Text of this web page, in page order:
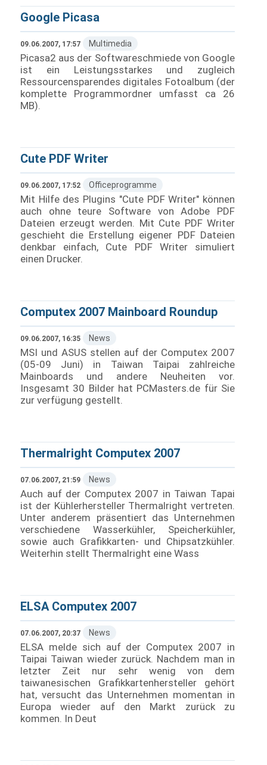
Google Picasa
09.06.2007, 17:57 Multimedia
Picasa2 aus der Softwareschmiede von Google
ist ein Leistungsstarkes und zugleich
Ressourcensparendes digitales Fotoalbum (der
komplette Programmordner umfasst ca 26
MB).
Cute PDF Writer
09.06.2007, 17:52 Officeprogramme
Mit Hilfe des Plugins "Cute PDF Writer" können
auch ohne teure Software von Adobe PDF
Dateien erzeugt werden. Mit Cute PDF Writer
geschieht die Erstellung eigener PDF Dateien
denkbar einfach, Cute PDF Writer simuliert
einen Drucker.
Computex 2007 Mainboard Roundup
09.06.2007, 16:35 News
MSI und ASUS stellen auf der Computex 2007
(05-09 Juni) in Taiwan Taipai zahlreiche
Mainboards und andere Neuheiten vor.
Insgesamt 30 Bilder hat PCMasters.de für Sie
zur verfügung gestellt.
Thermalright Computex 2007
07.06.2007, 21:59 News
Auch auf der Computex 2007 in Taiwan Tapai
ist der Kühlerhersteller Thermalright vertreten.
Unter anderem präsentiert das Unternehmen
verschiedene Wasserkühler, Speicherkühler,
sowie auch Grafikkarten- und Chipsatzkühler.
Weiterhin stellt Thermalright eine Wass
ELSA Computex 2007
07.06.2007, 20:37 News
ELSA melde sich auf der Computex 2007 in
Taipai Taiwan wieder zurück. Nachdem man in
letzter Zeit nur sehr wenig von dem
taiwanesischen Grafikkartenhersteller gehört
hat, versucht das Unternehmen momentan in
Europa wieder auf den Markt zurück zu
kommen. In Deut